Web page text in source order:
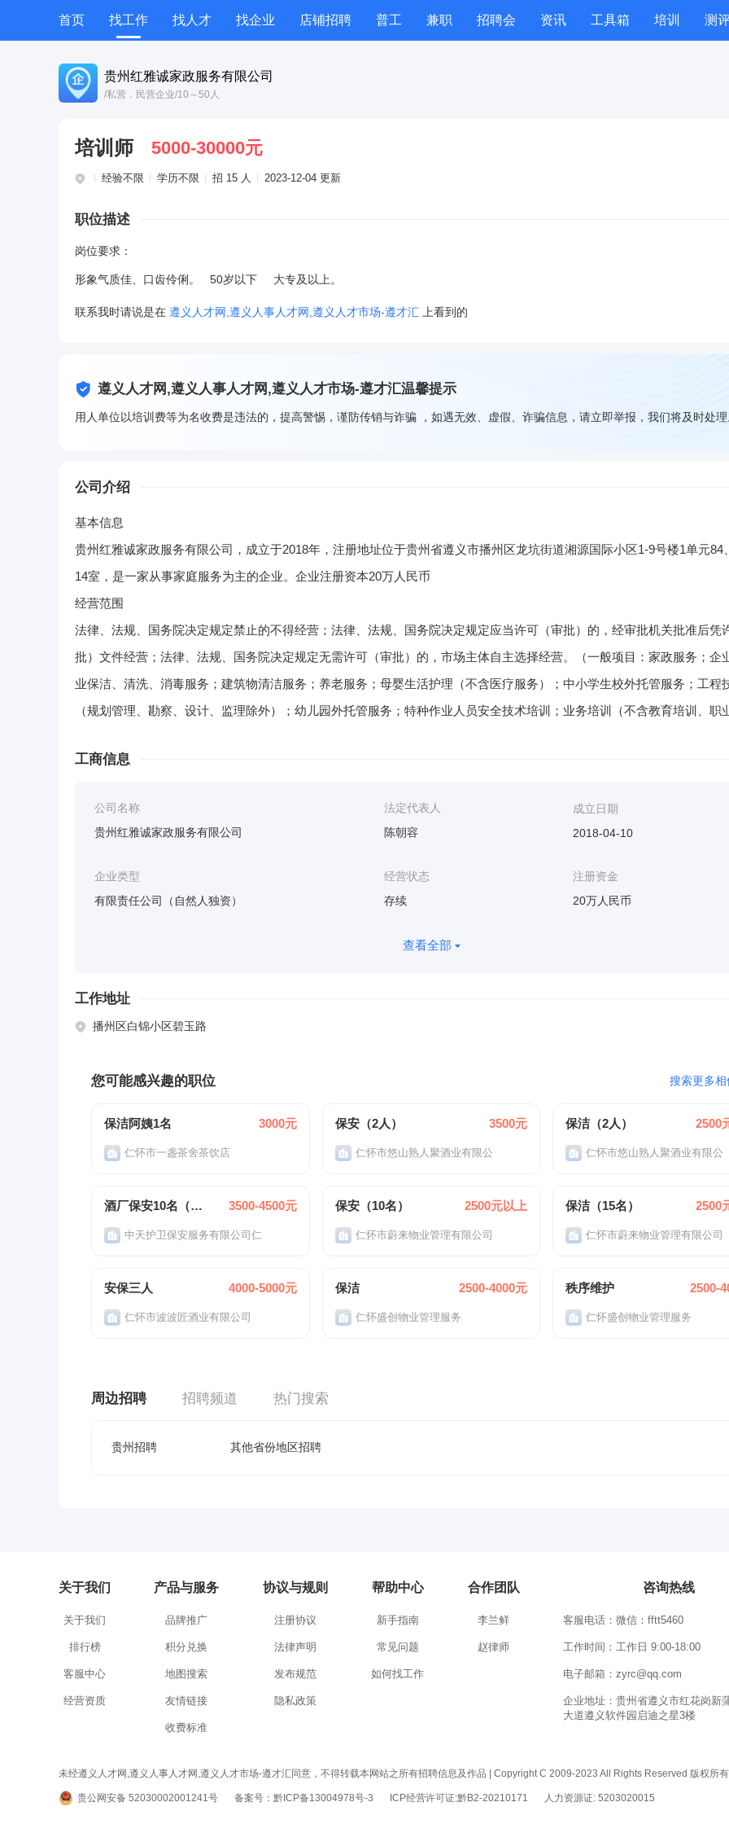
首页 找工作 找人才 找企业 店铺招聘 普工 兼职 招聘会 资讯 工具箱 培训 测
专题招聘
贵州红雅诚家政服务有限公司
/私营．民营企业/10～50人
培训师 5000-30000元
经验不限 学历不限 招 15 人 2023-12-04 更新
职位描述
岗位要求：
形象气质佳、口齿伶俐。 50岁以下 大专及以上。
联系我时请说是在 遵义人才网,遵义人事人才网,遵义人才市场-遵才汇 上看到的
遵义人才网,遵义人事人才网,遵义人才市场-遵才汇温馨提示
用人单位以培训费等为名收费是违法的，提高警惕，谨防传销与诈骗 ，如遇无效、虚假、诈骗信息，请立即举报，我们将及时处理
公司介绍
基本信息
贵州红雅诚家政服务有限公司，成立于2018年，注册地址位于贵州省遵义市播州区龙坑街道湘源国际小区1-9号楼1单元84
14室，是一家从事家庭服务为主的企业。企业注册资本20万人民币
经营范围
法律、法规、国务院决定规定禁止的不得经营；法律、法规、国务院决定规定应当许可（审批）的，经审批机关批准后凭
批）文件经营；法律、法规、国务院决定规定无需许可（审批）的，市场主体自主选择经营。（一般项目：家政服务；企
业保洁、清洗、消毒服务；建筑物清洁服务；养老服务；母婴生活护理（不含医疗服务）；中小学生校外托管服务；工程
（规划管理、勘察、设计、监理除外）；幼儿园外托管服务；特种作业人员安全技术培训；业务培训（不含教育培训、职
务派遣服务）；劳务服务（不含劳务派遣）；5G通信技术服务；云计算装备技术服务；公共资源交易平台运行技术服务；
含医疗服务）；信息系统集成服务；人工智能行业应用系统集成服务；人工智能通用应用系统；互联网安全服务；招生辅
搬运；日用产品修理；农业专业及辅助性活动；智能家庭消费设备销售；外卖递送服务；居民日常生活服务；政府采购代
生保健服务（非医疗）；酒店管理；网络技术服务；市政设施管理；残疾康复训练服务（非医疗）；缝纫修补服务；家用
路货物运输（除网络货运和危险货物）；计算机及通讯设备租赁；农作物栽培服务；家具零配件销售；殡葬设施经营；灌
验、整理服务；环境卫生公共设施安装服务；病人陪护服务；家庭托育服务；康复辅具适配服务；普通货物仓储服务（不
品等需许可审批的项目）；殡葬服务；露营地服务；运输货物打包服务；餐饮管理。（除依法须经批准的项目外，凭营业
。。。
工商信息
公司名称
贵州红雅诚家政服务有限公司
法定代表人
陈朝容
成立日期
2018-04-10
企业类型
有限责任公司（自然人独资）
经营状态
存续
注册资金
20万人民币
查看全部
工作地址
播州区白锦小区碧玉路
您可能感兴趣的职位 搜索更多相
保洁阿姨1名 3000元
仁怀市一盏茶舍茶饮店
保安（2人） 3500元
仁怀市悠山熟人聚酒业有限公
保洁（2人） 2500
仁怀市悠山熟人聚酒业有限公
酒厂保安10名（男性） 3500-4500元
中天护卫保安服务有限公司仁
保安（10名） 2500元以上
仁怀市蔚来物业管理有限公司
保洁（15名） 2500
仁怀市蔚来物业管理有限公司
安保三人 4000-5000元
仁怀市波波匠酒业有限公司
保洁 2500-4000元
仁怀盛创物业管理服务
秩序维护 2500-
仁怀盛创物业管理服务
周边招聘 招聘频道 热门搜索
贵州招聘 其他省份地区招聘
关于我们
关于我们
排行榜
客服中心
经营资质
产品与服务
品牌推广
积分兑换
地图搜索
友情链接
收费标准
协议与规则
注册协议
法律声明
发布规范
隐私政策
帮助中心
新手指南
常见问题
如何找工作
合作团队
李兰鲜
赵律师
咨询热线
客服电话：微信：fftt5460
工作时间：工作日 9:00-18:00
电子邮箱：zyrc@qq.com
企业地址：贵州省遵义市红花岗新
大道遵义软件园启迪之星3楼
未经遵义人才网,遵义人事人才网,遵义人才市场-遵才汇同意，不得转载本网站之所有招聘信息及作品 | Copyright C 2009-2023 All Rights Reserved 版权所
贵公网安备 52030002001241号 备案号：黔ICP备13004978号-3 ICP经营许可证:黔B2-20210171 人力资源证: 5203020015